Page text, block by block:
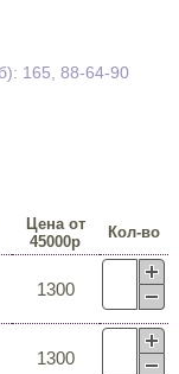
165, 88-64-90
Цена от
45000р
Кол-во
1300
1300